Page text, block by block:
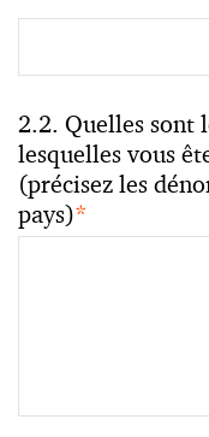
2.2. Quelles sont
lesquelles vous
(précisez les
pays)*